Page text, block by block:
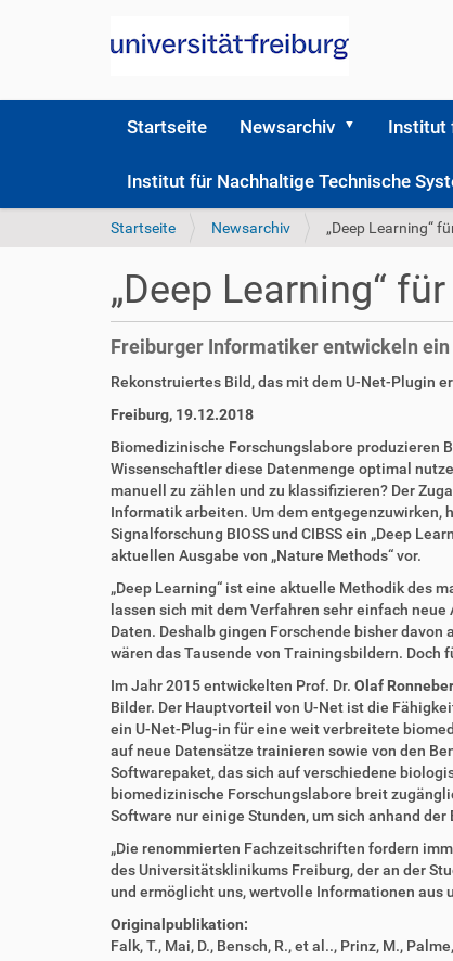
Startseite Newsarchiv Institut
Institut für Nachhaltige Technische
S
i
d
h
e
r
Startseite Newsarchiv „Deep Learning“
„Deep Learning“
Freiburger Informatiker entwickeln
D
r
e
k
t
z
u
g
i
f
f
A
t
i
k
e
l
a
k
i
o
n
e
n
Rekonstruiertes Bild, das mit dem U-Net-Plugin
Freiburg, 19.12.2018
Biomedizinische Forschungslabore produzieren
Wissenschaftler diese Datenmenge optimal
manuell zu zählen und zu klassifizieren? Der
Informatik arbeiten. Um dem entgegenzuwirken,
Signalforschung BIOSS und CIBSS ein „Deep
aktuellen Ausgabe von „Nature Methods“ vor.
„Deep Learning“ ist eine aktuelle Methodik des
lassen sich mit dem Verfahren sehr einfach
Daten. Deshalb gingen Forschende bisher
wären das Tausende von Trainingsbildern. Doch
Im Jahr 2015 entwickelten Prof. Dr. Olaf
Bilder. Der Hauptvorteil von U-Net ist die
ein U-Net-Plug-in für eine weit verbreitete
auf neue Datensätze trainieren sowie von den
Softwarepaket, das sich auf verschiedene
biomedizinische Forschungslabore breit
Software nur einige Stunden, um sich anhand
„Die renommierten Fachzeitschriften fordern
des Universitätsklinikums Freiburg, der an der
und ermöglicht uns, wertvolle Informationen aus
Originalpublikation:
Falk, T., Mai, D., Bensch, R., et al.., Prinz, M.,